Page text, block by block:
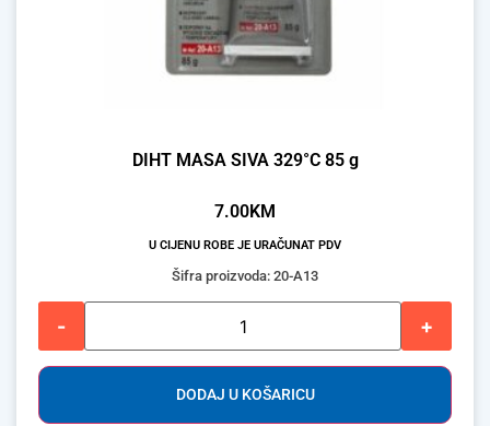
DIHT MASA SIVA 329°C 85 g
7.00KM
U CIJENU ROBE JE URAČUNAT PDV
Šifra proizvoda: 20-A13
- +
DODAJ U KOŠARICU